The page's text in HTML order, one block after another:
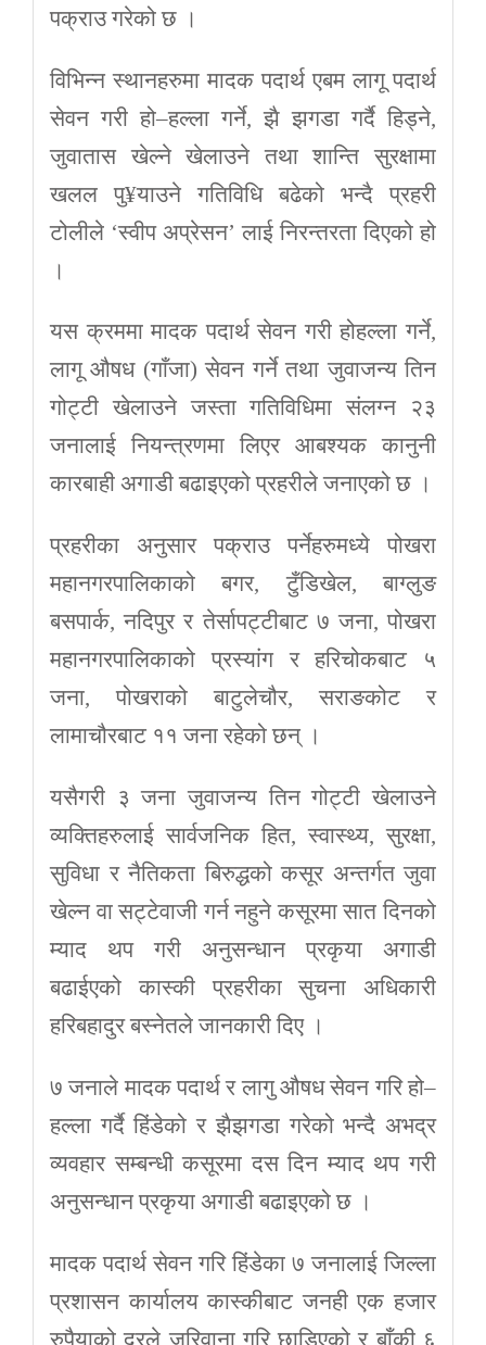
पक्राउ गरेको छ ।
विभिन्न स्थानहरुमा मादक पदार्थ एबम लागू पदार्थ
सेवन गरी हो–हल्ला गर्ने, झै झगडा गर्दै हिड्ने,
जुवातास खेल्ने खेलाउने तथा शान्ति सुरक्षामा
खलल पु¥याउने गतिविधि बढेको भन्दै प्रहरी
टोलीले ‘स्वीप अप्रेसन’ लाई निरन्तरता दिएको हो
।
यस क्रममा मादक पदार्थ सेवन गरी होहल्ला गर्ने,
लागू औषध (गाँजा) सेवन गर्ने तथा जुवाजन्य तिन
गोट्टी खेलाउने जस्ता गतिविधिमा संलग्न २३
जनालाई नियन्त्रणमा लिएर आबश्यक कानुनी
कारबाही अगाडी बढाइएको प्रहरीले जनाएको छ ।
प्रहरीका अनुसार पक्राउ पर्नेहरुमध्ये पोखरा
महानगरपालिकाको बगर, टुँडिखेल, बाग्लुङ
बसपार्क, नदिपुर र तेर्सापट्टीबाट ७ जना, पोखरा
महानगरपालिकाको प्रस्यांग र हरिचोकबाट ५
जना, पोखराको बाटुलेचौर, सराङकोट र
लामाचौरबाट ११ जना रहेको छन् ।
यसैगरी ३ जना जुवाजन्य तिन गोट्टी खेलाउने
व्यक्तिहरुलाई सार्वजनिक हित, स्वास्थ्य, सुरक्षा,
सुविधा र नैतिकता बिरुद्धको कसूर अन्तर्गत जुवा
खेल्न वा सट्टेवाजी गर्न नहुने कसूरमा सात दिनको
म्याद थप गरी अनुसन्धान प्रकृया अगाडी
बढाईएको कास्की प्रहरीका सुचना अधिकारी
हरिबहादुर बस्नेतले जानकारी दिए ।
७ जनाले मादक पदार्थ र लागु औषध सेवन गरि हो–
हल्ला गर्दै हिंडेको र झैझगडा गरेको भन्दै अभद्र
व्यवहार सम्बन्धी कसूरमा दस दिन म्याद थप गरी
अनुसन्धान प्रकृया अगाडी बढाइएको छ ।
मादक पदार्थ सेवन गरि हिंडेका ७ जनालाई जिल्ला
प्रशासन कार्यालय कास्कीबाट जनही एक हजार
रुपैयाको दरले जरिवाना गरि छाडिएको र बाँकी ६